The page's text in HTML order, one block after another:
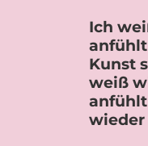
Ich
Kunst
weiß